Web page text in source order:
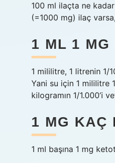
100 ml ilaçta ne
(=1000 mg) ilaç
1 ML 1 MG
1 mililitre, 1 litrenin 1/
Yani su için 1 mililitre
kilogramın 1/1.000’i
1 MG KAÇ
1 ml başına 1 mg